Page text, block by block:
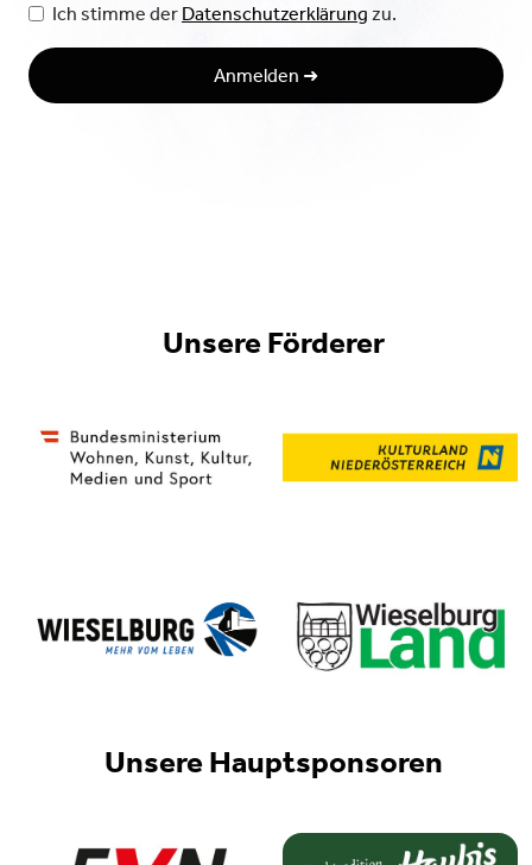
Ich stimme der Datenschutzerklärung zu.
Unsere Förderer
Unsere Hauptsponsoren